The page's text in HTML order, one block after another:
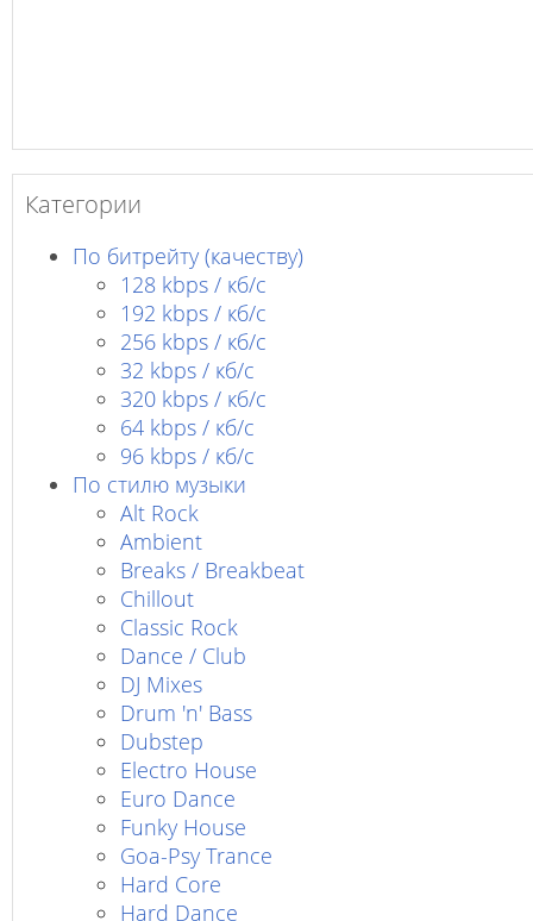
Категории
По битрейту (качеству)
128 kbps / кб/c
192 kbps / кб/c
256 kbps / кб/с
32 kbps / кб/c
320 kbps / кб/с
64 kbps / кб/c
96 kbps / кб/c
По стилю музыки
Alt Rock
Ambient
Breaks / Breakbeat
Chillout
Classic Rock
Dance / Club
DJ Mixes
Drum 'n' Bass
Dubstep
Electro House
Euro Dance
Funky House
Goa-Psy Trance
Hard Core
Hard Dance